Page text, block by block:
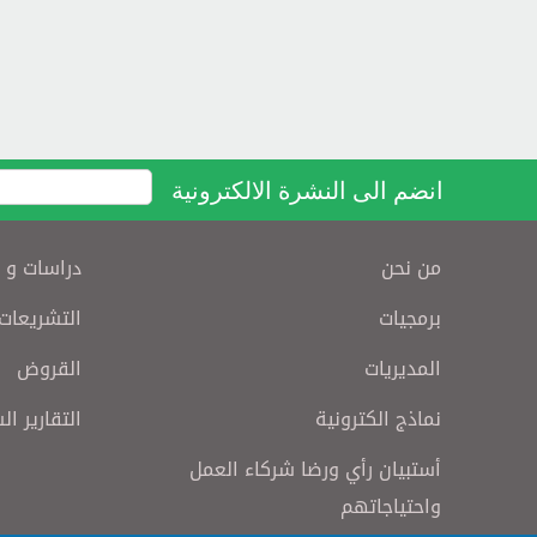
انضم الى النشرة الالكترونية
من نحن
برمجيات
المديريات
نماذج الكترونية
أستبيان رأي ورضا شركاء العمل
واحتياجاتهم
دراسات
التشريعات
القروض
التقارير